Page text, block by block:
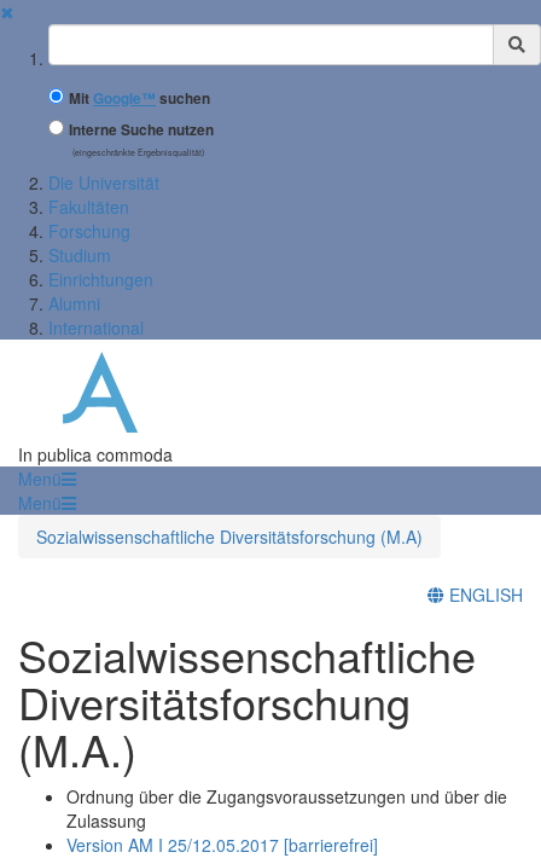
✖
Suchbegriff
MitGoogle™ suchen
Interne Suche nutzen
(eingeschränkte Ergebnisqualität)
Die Universität
Fakultäten
Forschung
Studium
Einrichtungen
Alumni
International
In publica commoda
Menü
Menü
Sozialwissenschaftliche Diversitätsforschung (M.A)
ENGLISH
Sozialwissenschaftliche
Diversitätsforschung
(M.A.)
Ordnung über die Zugangsvoraussetzungen und über die
Zulassung
Version AM I 25/12.05.2017 [barrierefrei]